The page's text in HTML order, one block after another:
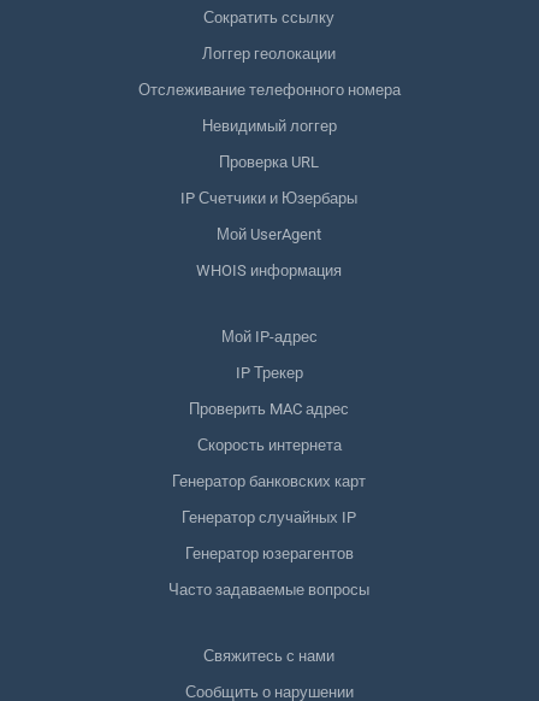
Сократить ссылку
Логгер геолокации
Отслеживание телефонного номера
Невидимый логгер
Проверка URL
IP Счетчики и Юзербары
Мой UserAgent
WHOIS информация
Мой IP-адрес
IP Трекер
Проверить MAC адрес
Скорость интернета
Генератор банковских карт
Генератор случайных IP
Генератор юзерагентов
Часто задаваемые вопросы
Свяжитесь с нами
Сообщить о нарушении